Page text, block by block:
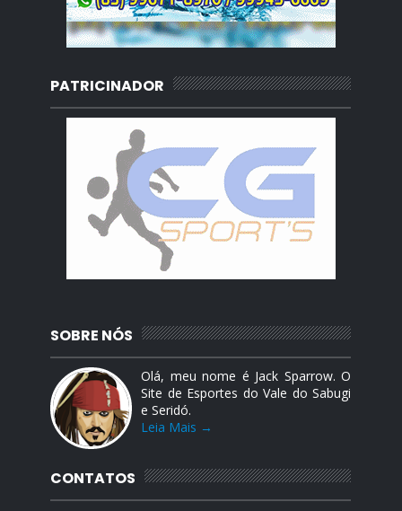
PATRICINADOR
SOBRE NÓS
Olá, meu nome é Jack Sparrow. O
Site de Esportes do Vale do Sabugi
e Seridó.
Leia Mais →
CONTATOS